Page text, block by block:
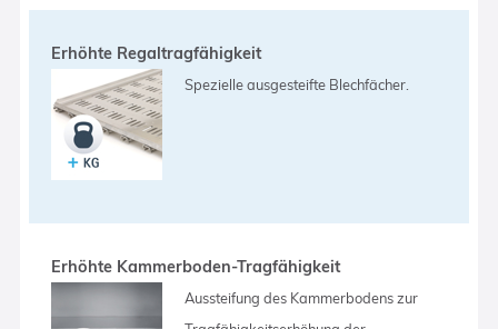
Erhöhte Regaltragfähigkeit
Spezielle ausgesteifte Blechfächer.
Erhöhte Kammerboden-Tragfähigkeit
Aussteifung des Kammerbodens zur